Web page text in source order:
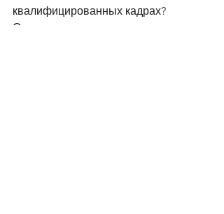
квалифицированных кадрах?
Осталось еще при исследованиях